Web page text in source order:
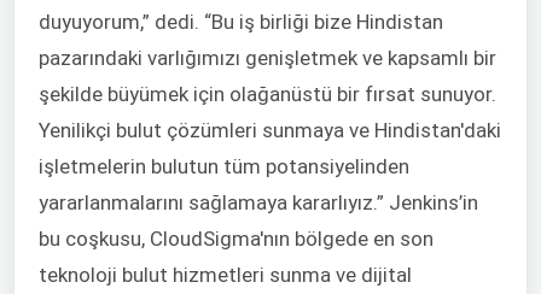
duyuyorum,” dedi. “Bu iş birliği bize Hindistan
pazarındaki varlığımızı genişletmek ve kapsamlı bir
şekilde büyümek için olağanüstü bir fırsat sunuyor.
Yenilikçi bulut çözümleri sunmaya ve Hindistan'daki
işletmelerin bulutun tüm potansiyelinden
yararlanmalarını sağlamaya kararlıyız.” Jenkins’in
bu coşkusu, CloudSigma'nın bölgede en son
teknoloji bulut hizmetleri sunma ve dijital